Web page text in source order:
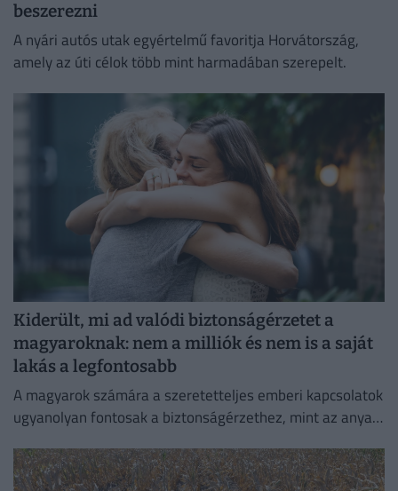
beszerezni
A nyári autós utak egyértelmű favoritja Horvátország,
amely az úti célok több mint harmadában szerepelt.
Kiderült, mi ad valódi biztonságérzetet a
magyaroknak: nem a milliók és nem is a saját
lakás a legfontosabb
A magyarok számára a szeretetteljes emberi kapcsolatok
ugyanolyan fontosak a biztonságérzethez, mint az anyagi